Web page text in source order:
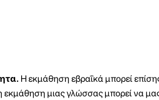
Η εκμάθηση εβραΐκά μπορεί
εκμάθηση μιας γλώσσας μπορεί να